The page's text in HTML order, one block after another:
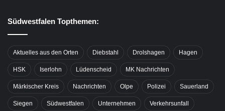
Südwestfalen Topthemen:
Aktuelles aus den Orten Diebstahl Drolshagen Hagen
HSK Iserlohn Lüdenscheid MK Nachrichten
Märkischer Kreis Nachrichten Olpe Polizei Sauerland
Siegen Südwestfalen Unternehmen Verkehrsunfall